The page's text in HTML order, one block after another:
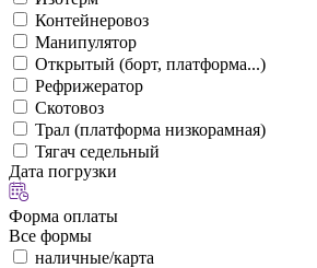
Контейнеровоз
Манипулятор
Открытый (борт, платформа...)
Рефрижератор
Скотовоз
Трал (платформа низкорамная)
Тягач седельный
Дата погрузки
Форма оплаты
Все формы
наличные/карта